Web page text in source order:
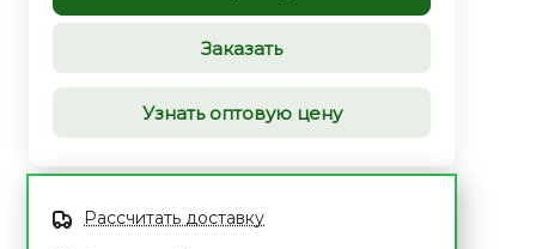
Заказать
Узнать оптовую цену
Рассчитать доставку